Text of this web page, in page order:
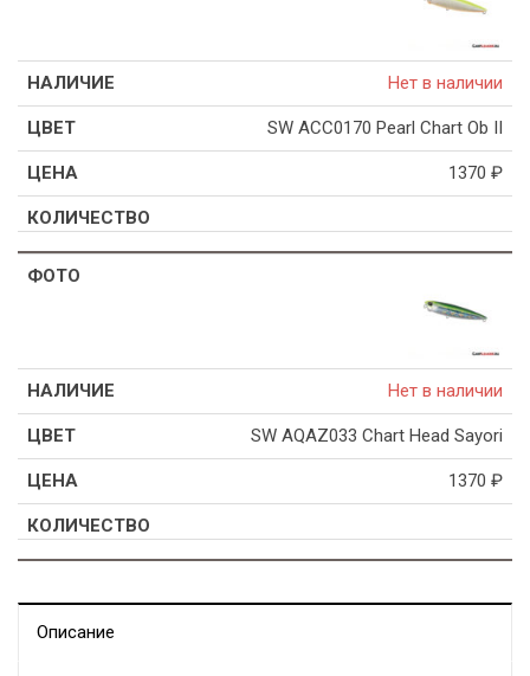
Нет в наличии
SW ACC0170 Pearl Chart Ob II
1370 ₽
Нет в наличии
SW AQAZ033 Chart Head Sayori
1370 ₽
Описание